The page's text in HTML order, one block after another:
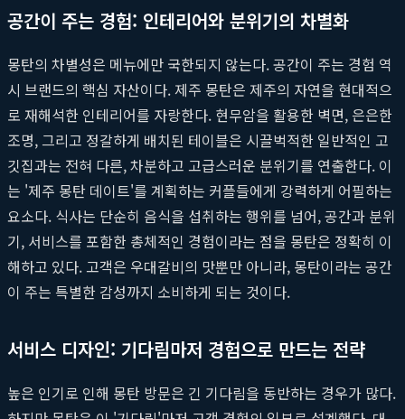
공간이 주는 경험: 인테리어와 분위기의 차별화
몽탄의 차별성은 메뉴에만 국한되지 않는다. 공간이 주는 경험 역
시 브랜드의 핵심 자산이다. 제주 몽탄은 제주의 자연을 현대적으
로 재해석한 인테리어를 자랑한다. 현무암을 활용한 벽면, 은은한
조명, 그리고 정갈하게 배치된 테이블은 시끌벅적한 일반적인 고
깃집과는 전혀 다른, 차분하고 고급스러운 분위기를 연출한다. 이
는 '제주 몽탄 데이트'를 계획하는 커플들에게 강력하게 어필하는
요소다. 식사는 단순히 음식을 섭취하는 행위를 넘어, 공간과 분위
기, 서비스를 포함한 총체적인 경험이라는 점을 몽탄은 정확히 이
해하고 있다. 고객은 우대갈비의 맛뿐만 아니라, 몽탄이라는 공간
이 주는 특별한 감성까지 소비하게 되는 것이다.
서비스 디자인: 기다림마저 경험으로 만드는 전략
높은 인기로 인해 몽탄 방문은 긴 기다림을 동반하는 경우가 많다.